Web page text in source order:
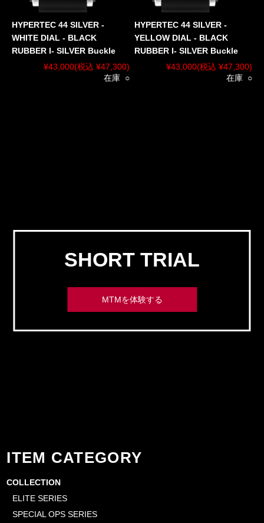
HYPERTEC 44 SILVER -
WHITE DIAL - BLACK
RUBBER I- SILVER Buckle
¥43,000(税込 ¥47,300)
在庫 ○
HYPERTEC 44 SILVER -
YELLOW DIAL - BLACK
RUBBER I- SILVER Buckle
¥43,000(税込 ¥47,300)
在庫 ○
SHORT TRIAL
MTMを体験する
ITEM CATEGORY
COLLECTION
ELITE SERIES
SPECIAL OPS SERIES